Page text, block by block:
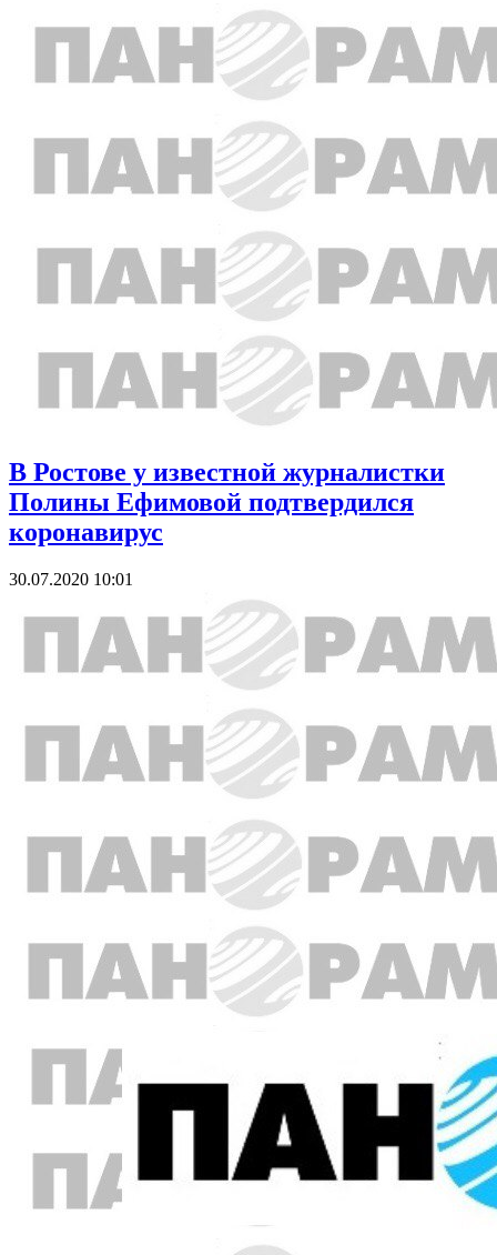
В Ростове у известной журналистки
Полины Ефимовой подтвердился
коронавирус
30.07.2020 10:01